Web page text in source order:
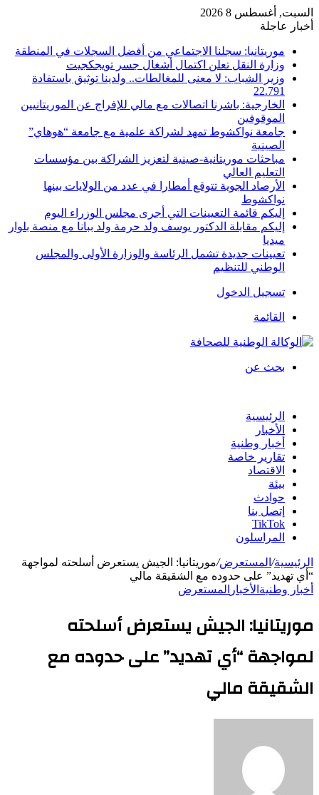
السبت, أغسطس 8 2026
أخبار عاجلة
موريتانيا: سجلنا الاجتماعي من أفضل السجلات في المنطقة
وزارة النقل تعلن اكتمال أشغال جسر تويجكجيت
وزير الشباب: لا معنى للمغالطات.. ولدينا توثيق باستفادة
22.791
الخارجية: باشرنا اتصالات مع مالي للإفراج عن الموريتانيين
الموقوفين
جامعة نواكشوط تمهد لشراكة علمية مع جامعة “هوهاي”
الصينية
مباحثات موريتانية-صينية لتعزيز الشراكة بين مؤسسات
التعليم العالي
الأرصاد الجوية تتوقع أمطارا في عدد من الولايات بينها
نواكشوط
إليكم قائمة التعيينات التي أجرى مجلس الوزراء اليوم
إليكم مقابلة الدكتور يوسف ولد حرمة ولد ببانا مع منصة بلوار
ميديا
تعيينات جديدة تشمل الرئاسة والوزارة الأولى والمجلس
الوطني للتنظيم
تسجيل الدخول
القائمة
بحث عن
الرئيسية
الأخبار
أخبار وطنية
تقارير خاصة
الاقتصاد
بيئة
حوادث
إتصل بنا
TikTok
المراسلون
الرئيسية/ المستعرض/موريتانيا: الجيش يستعرض أسلحته لمواجهة
“أي تهديد” على حدوده مع الشقيقة مالي
أخبار وطنية الأخبار المستعرض
موريتانيا: الجيش يستعرض أسلحته
لمواجهة “أي تهديد” على حدوده مع
الشقيقة مالي